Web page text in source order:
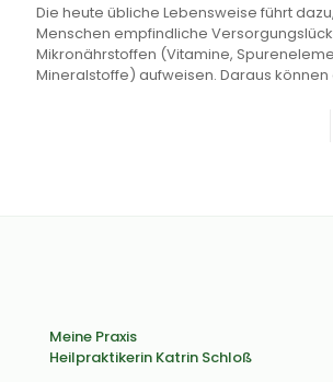
Die heute übliche Lebensweise führt
Menschen empfindliche
Mikronährstoffen (Vitamine,
Mineralstoffe) aufweisen. Daraus können
Meine Praxis
Heilpraktikerin Katrin Schloß